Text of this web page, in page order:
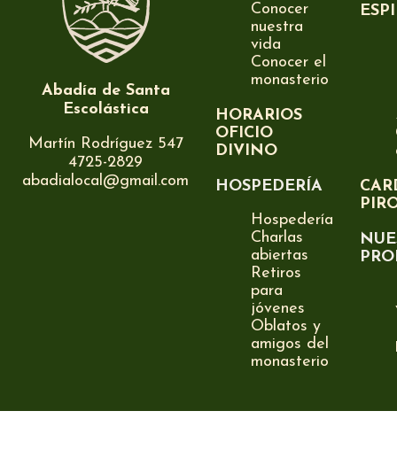
Abadía de Santa
Escolástica
Martín Rodríguez 547
4725-2829
abadialocal@gmail.com
Conocer
nuestra
vida
Conocer el
monasterio
HORARIOS
OFICIO
DIVINO
HOSPEDERÍA
Hospedería
Charlas
abiertas
Retiros
para
jóvenes
Oblatos y
amigos del
monasterio